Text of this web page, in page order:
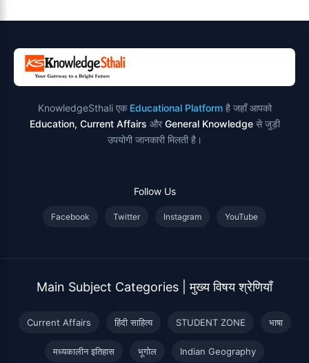
KnowledgeSthali एक Educational Platformहै जहाँ आपको
Education, Current Affairs और General Knowledgeसे जुड़ी
उपयोगी जानकारी मिलती है।
Follow Us
Facebook Twitter Instagram YouTube
Main Subject Categories | मुख्य विषय श्रेणियाँ
Current Affairs हिंदी साहित्य STUDENT ZONE भाषा
मध्यकालीन इतिहास भूगोल Indian Geography